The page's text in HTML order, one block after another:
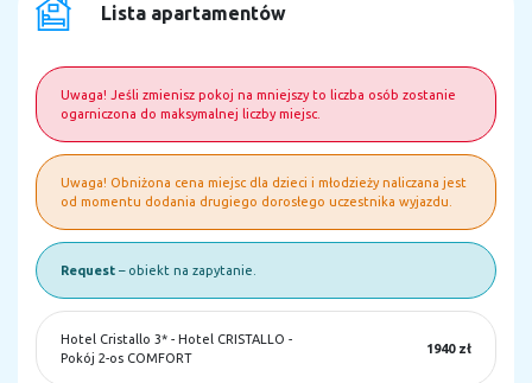
Lista apartamentów
Uwaga! Jeśli zmienisz pokoj na mniejszy to liczba osób zostanie
ogarniczona do maksymalnej liczby miejsc.
Uwaga! Obniżona cena miejsc dla dzieci i młodzieży naliczana jest
od momentu dodania drugiego dorosłego uczestnika wyjazdu.
Request – obiekt na zapytanie.
Hotel Cristallo 3* - Hotel CRISTALLO -
Pokój 2-os COMFORT
1940 zł